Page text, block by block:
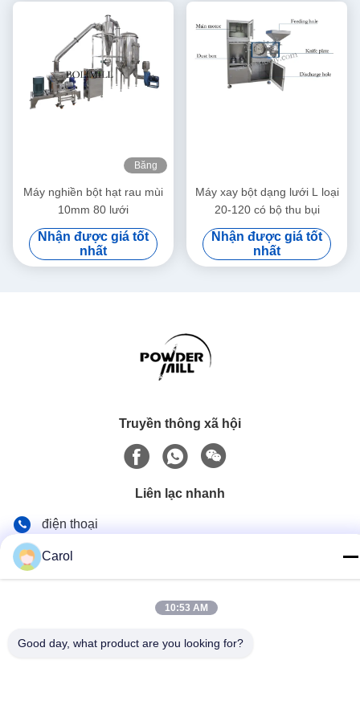
Băng
Máy nghiền bột hạt rau mùi
10mm 80 lưới
Nhận được giá tốt
nhất
Máy xay bột dạng lưới L loại
20-120 có bộ thu bụi
Nhận được giá tốt
nhất
Truyền thông xã hội
Liên lạc nhanh
điện thoại
86-510-86391300
E-mail
Carol
10:53 AM
Good day, what product are you looking for?